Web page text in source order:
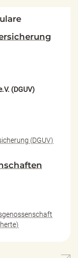
(DGUV)
(DGUV)